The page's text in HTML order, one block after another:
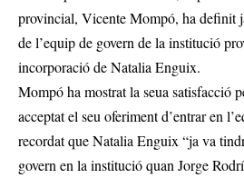
provincial, Vicente Mompó, ha definit
de l’equip de govern de la institució
incorporació de Natalia Enguix.
Mompó ha mostrat la seua satisfacció
acceptat el seu oferiment d’entrar en
recordat que Natalia Enguix “ja va
govern en la institució quan Jorge